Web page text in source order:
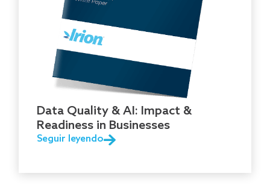
Data Quality & AI: Impact &
Readiness in Businesses
Seguir leyendo